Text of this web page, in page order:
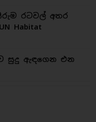
රටවල් අතර
Habitat
සුදු ඇඳගෙන එන